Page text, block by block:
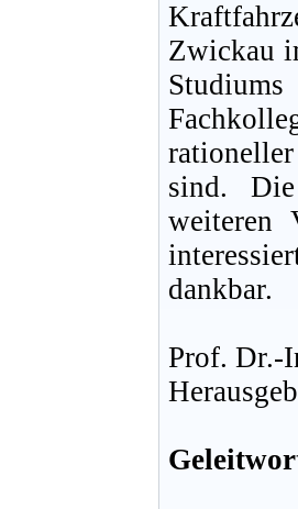
Zwickau
sind.
weiteren
dankbar.
Prof. Dr.-